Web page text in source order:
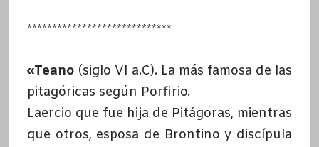
*****************************
«Teano (siglo VI a.C). La más famosa de las
pitagóricas según Porfirio.
Laercio que fue hija de Pitágoras, mientras
que otros, esposa de Brontino y discípula